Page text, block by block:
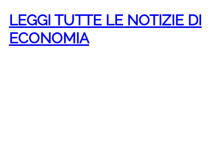
LEGGI TUTTE LE NOTIZIE DI
ECONOMIA